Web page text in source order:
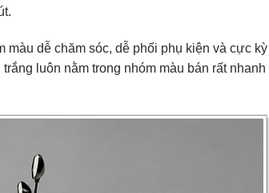
màu dễ chăm sóc, dễ phối phụ kiện và cực kỳ
luôn nằm trong nhóm màu bán rất nhanh